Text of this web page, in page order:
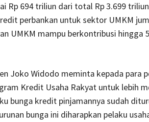
Rp 694 triliun dari total Rp 3.699
perbankan untuk sektor UMKM
UMKM mampu berkontribusi hingga
Joko Widodo meminta kepada para
Kredit Usaha Rakyat untuk lebih
bunga kredit pinjamannya sudah
bunga ini diharapkan pelaku